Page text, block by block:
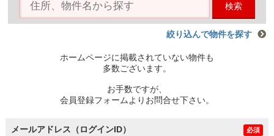
検索
絞り込んで物件を探す
ホームページに掲載されていない物件も
多数ございます。
お手数ですが、
会員登録フォームよりお問合せ下さい。
メールアドレス（ログインID） 必須